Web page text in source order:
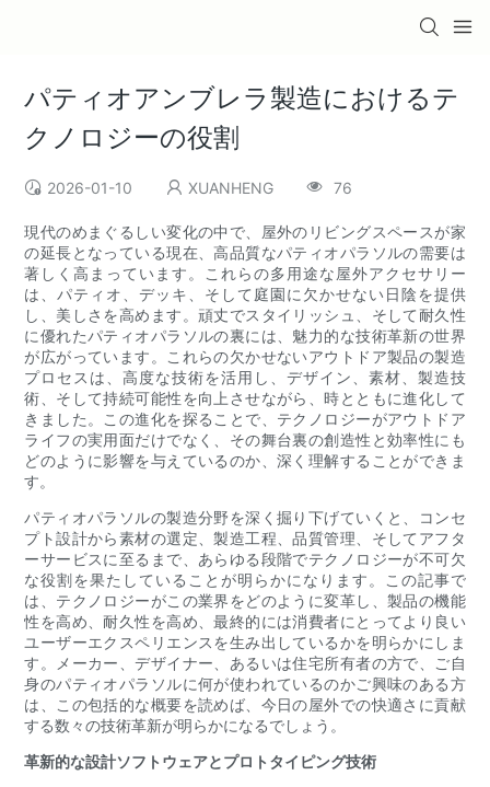
パティオアンブレラ製造におけるテ
クノロジーの役割
2026-01-10 XUANHENG 76
現代のめまぐるしい変化の中で、屋外のリビングスペースが家
の延長となっている現在、高品質なパティオパラソルの需要は
著しく高まっています。これらの多用途な屋外アクセサリー
は、パティオ、デッキ、そして庭園に欠かせない日陰を提供
し、美しさを高めます。頑丈でスタイリッシュ、そして耐久性
に優れたパティオパラソルの裏には、魅力的な技術革新の世界
が広がっています。これらの欠かせないアウトドア製品の製造
プロセスは、高度な技術を活用し、デザイン、素材、製造技
術、そして持続可能性を向上させながら、時とともに進化して
きました。この進化を探ることで、テクノロジーがアウトドア
ライフの実用面だけでなく、その舞台裏の創造性と効率性にも
どのように影響を与えているのか、深く理解することができま
す。
パティオパラソルの製造分野を深く掘り下げていくと、コンセ
プト設計から素材の選定、製造工程、品質管理、そしてアフタ
ーサービスに至るまで、あらゆる段階でテクノロジーが不可欠
な役割を果たしていることが明らかになります。この記事で
は、テクノロジーがこの業界をどのように変革し、製品の機能
性を高め、耐久性を高め、最終的には消費者にとってより良い
ユーザーエクスペリエンスを生み出しているかを明らかにしま
す。メーカー、デザイナー、あるいは住宅所有者の方で、ご自
身のパティオパラソルに何が使われているのかご興味のある方
は、この包括的な概要を読めば、今日の屋外での快適さに貢献
する数々の技術革新が明らかになるでしょう。
革新的な設計ソフトウェアとプロトタイピング技術